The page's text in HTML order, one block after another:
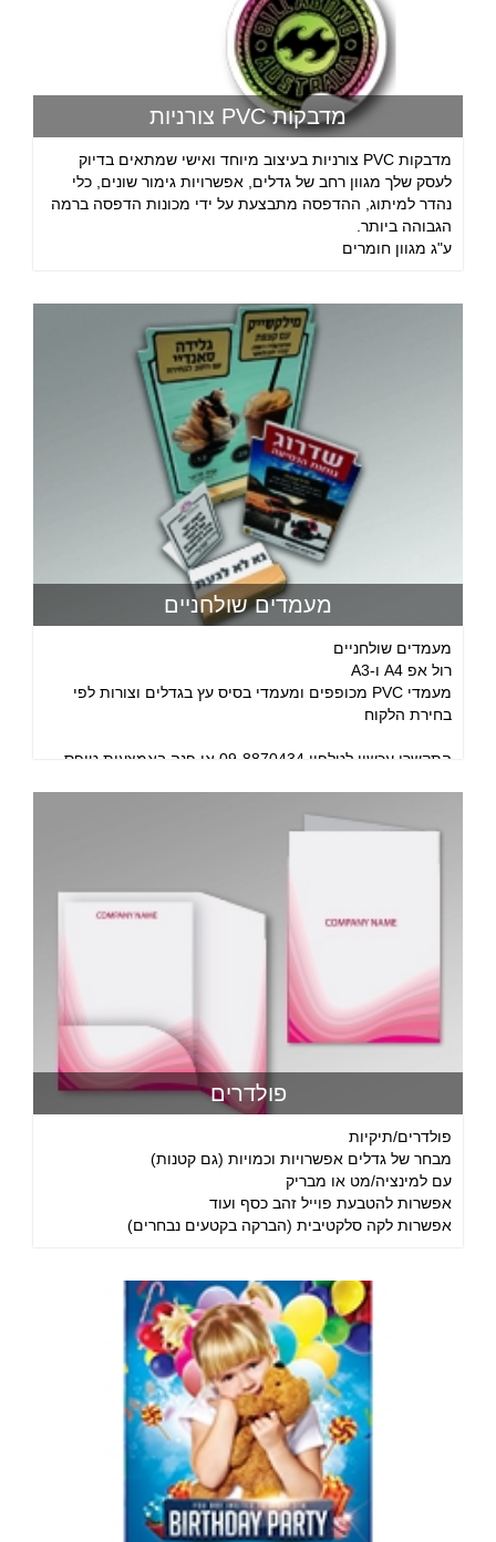
מדבקות PVC צורניות
מדבקות PVC צורניות בעיצוב מיוחד ואישי שמתאים בדיוק
לעסק שלך מגוון רחב של גדלים, אפשרויות גימור שונים, כלי
נהדר למיתוג, ההדפסה מתבצעת על ידי מכונות הדפסה ברמה
הגבוהה ביותר.
ע"ג מגוון חומרים
מעמדים שולחניים
מעמדים שולחניים
רול אפ A4 ו-A3
מעמדי PVC מכופפים ומעמדי בסיס עץ בגדלים וצורות לפי
בחירת הלקוח
התקשרו עכשיו לטלפון 09-8870434 או פנה באמצעות טופס
פולדרים
פולדרים/תיקיות
מבחר של גדלים אפשרויות וכמויות (גם קטנות)
עם למינציה/מט או מבריק
אפשרות להטבעת פוייל זהב כסף ועוד
אפשרות לקה סלקטיבית (הברקה בקטעים נבחרים)